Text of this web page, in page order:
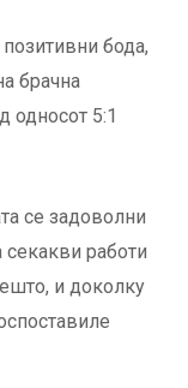
бода,
брачна
односот 5:1
се задоволни
секакви работи
и доколку